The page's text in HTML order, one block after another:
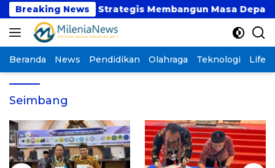
Langsung
ke
konten
Breaking News
atau Langkah Strategis Membangun Masa Depan?
Beranda News Pendidikan Olahraga Teknologi
Seimbang